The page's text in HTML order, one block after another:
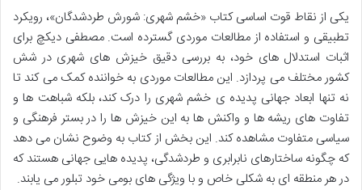
یکی از نقاط قوت اساسی کتاب «خشم شهری: شورش طردشدگان»، رویکرد
تطبیقی و استفاده از مطالعات موردی گسترده است. مصطفی دیکچ برای
اثبات استدلال های خود، به بررسی دقیق خیزش های شهری در شش
کشور مختلف می پردازد. این مطالعات موردی به خواننده کمک می کند تا
نه تنها ابعاد جهانی پدیده ی خشم شهری را درک کند، بلکه شباهت ها و
تفاوت های ریشه ها و واکنش ها به این خیزش ها را در بستر فرهنگی و
سیاسی متفاوت مشاهده کند. این بخش از کتاب به وضوح نشان می دهد
که چگونه ساختارهای نابرابری و طردشدگی، پدیده هایی جهانی هستند که
در هر منطقه ای به شکلی خاص و با ویژگی های بومی خود تبلور می یابند.